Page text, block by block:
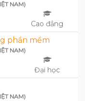
NAM)
Cao đẳng
phần mềm
NAM)
Đại học
NAM)